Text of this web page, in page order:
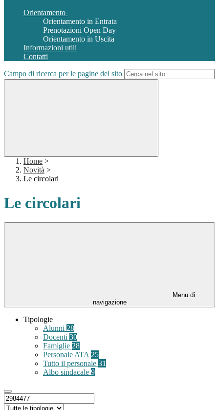
Orientamento
Orientamento in Entrata
Prenotazioni Open Day
Orientamento in Uscita
Informazioni utili
Contatti
Campo di ricerca per le pagine del sito
Home >
Novità >
Le circolari
Le circolari
Menu di
navigazione
Tipologie
Alunni 28
Docenti 30
Famiglie 28
Personale ATA 25
Tutto il personale 31
Albo sindacale 9